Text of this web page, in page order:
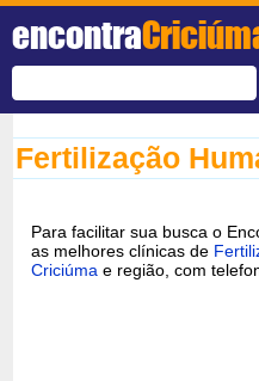
encontra
Fertilização
Para facilitar sua busca o
as melhores clínicas de
Criciúma e região, com